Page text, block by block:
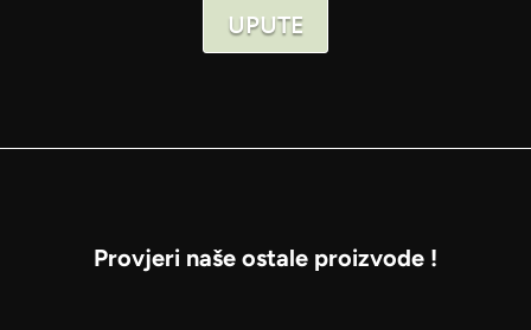
UPUTE
Provjeri naše ostale proizvode !